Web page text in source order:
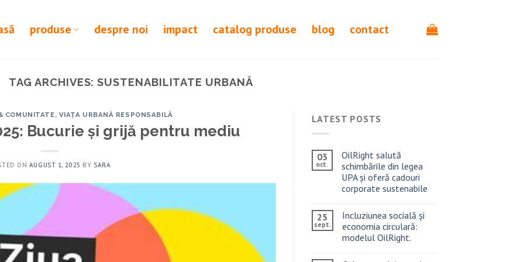
produse despre noi impact catalog produse blog contact
TAG ARCHIVES:SUSTENABILITATE URBANĂ
COMUNITATE, VIAȚA URBANĂ RESPONSABILĂ
Bucurie și grijă pentru mediu
ON AUGUST 1, 2025 BY SARA
LATEST POSTS
03
oct.
OilRight salută
schimbările din legea
UPA și oferă cadouri
corporate sustenabile
25
sept.
Incluziunea socială și
economia circulară:
modelul OilRight.